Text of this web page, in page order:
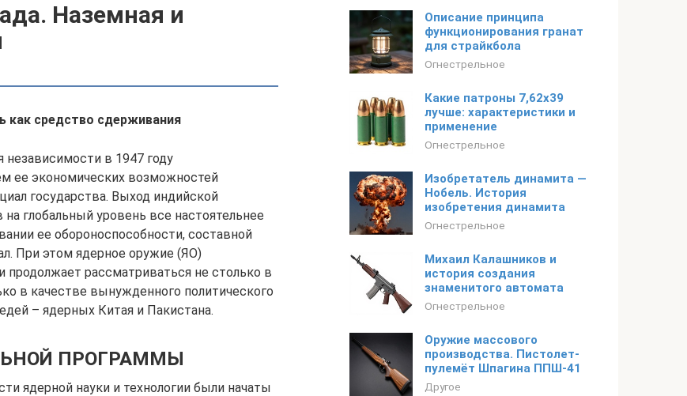
Наземная и
как средство сдерживания
независимости в 1947 году
ее экономических возможностей
государства. Выход индийской
глобальный уровень все настоятельнее
ее обороноспособности, составной
При этом ядерное оружие (ЯО)
рассматриваться не столько в
в качестве вынужденного политического
– ядерных Китая и Пакистана.
ПРОГРАММЫ
ядерной науки и технологии были начаты
Описание принципа
функционирования гранат
для страйкбола
Огнестрельное
Какие патроны 7,62х39
лучше: характеристики и
применение
Огнестрельное
Изобретатель динамита —
Нобель. История
изобретения динамита
Огнестрельное
Михаил Калашников и
история создания
знаменитого автомата
Огнестрельное
Оружие массового
производства. Пистолет-
пулемёт Шпагина ППШ-41
Другое